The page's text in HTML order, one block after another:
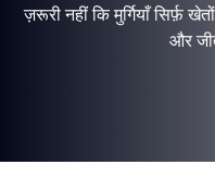
ज़रूरी नहीं कि मुर्गियाँ सिर्फ़
और